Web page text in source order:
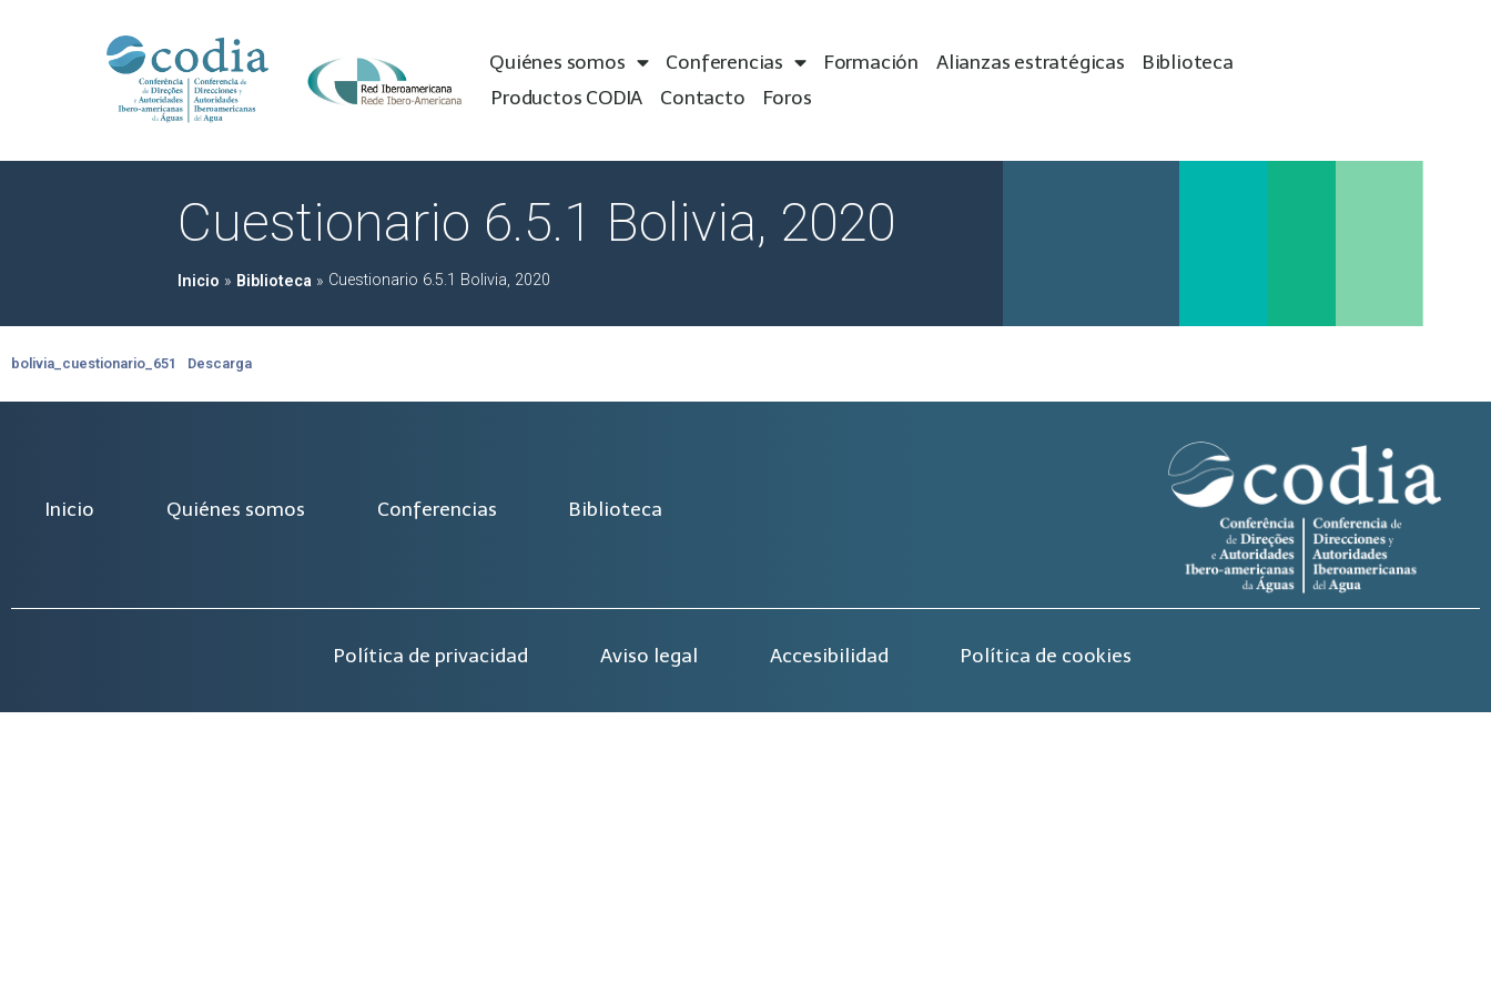
Quiénes somos Conferencias Formación Alianzas estratégicas
Biblioteca
Productos CODIA
Contacto Foros
Cuestionario 6.5.1 Bolivia, 2020
Inicio » Biblioteca » Cuestionario 6.5.1 Bolivia, 2020
bolivia_cuestionario_651 Descarga
Inicio Quiénes somos Conferencias Biblioteca
Política de privacidad Aviso legal Accesibilidad Política de cookies